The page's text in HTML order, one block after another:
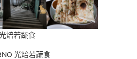
焙若蔬食
光焙若蔬食